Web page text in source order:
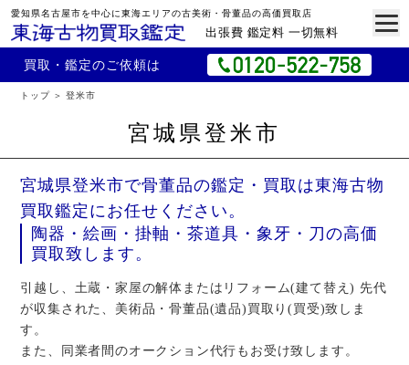
愛知県名古屋市を中心に東海エリアの古美術・骨董品の高価買取店
出張費 鑑定料 一切無料
買取・鑑定のご依頼は
トップ 登米市
宮城県登米市
宮城県登米市で骨董品の鑑定・買取は東海古物
買取鑑定にお任せください。
陶器・絵画・掛軸・茶道具・象牙・刀の高価
買取致します。
引越し、土蔵・家屋の解体またはリフォーム(建て替え) 先代
が収集された、美術品・骨董品(遺品)買取り(買受)致しま
す。
また、同業者間のオークション代行もお受け致します。